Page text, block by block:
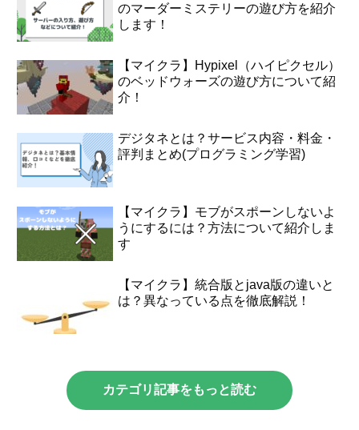
のマーダーミステリーの遊び方を紹介
します！
【マイクラ】Hypixel（ハイピクセル）
のベッドウォーズの遊び方について紹
介！
デジタネとは？サービス内容・料金・
評判まとめ(プログラミング学習)
【マイクラ】モブがスポーンしないよ
うにするには？方法について紹介しま
す
【マイクラ】統合版とjava版の違いと
は？異なっている点を徹底解説！
カテゴリ記事をもっと読む